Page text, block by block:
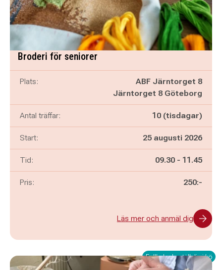
Broderi för seniorer
Plats:
ABF Järntorget 8
Järntorget 8 Göteborg
Antal träffar: 10 (tisdagar)
Start: 25 augusti 2026
Tid: Pågår mellan
09.30 - och
11.45
Pris: 250:-
Läs mer och anmäl dig
Fullbokad - ställ dig i kö